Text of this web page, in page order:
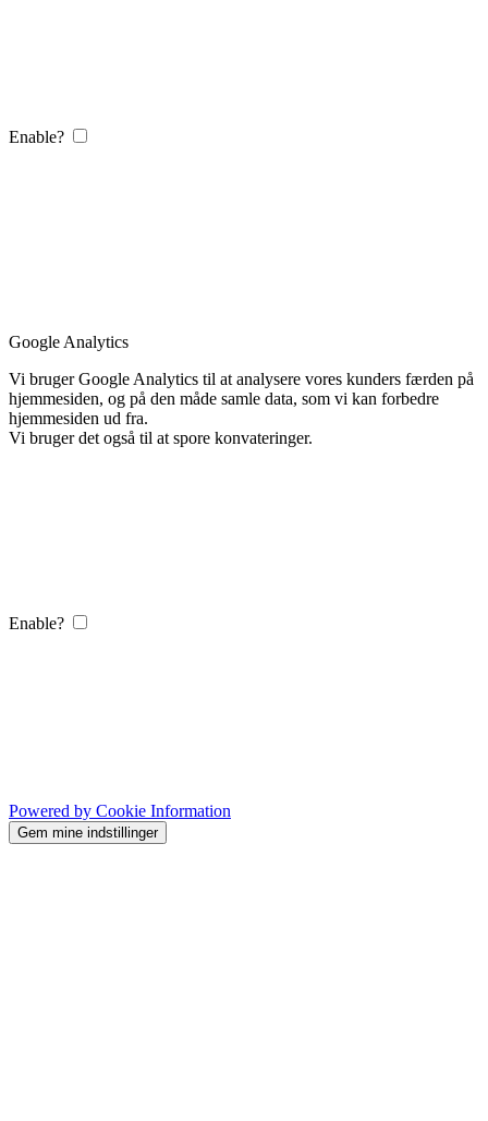
Enable?
Google Analytics
Vi bruger Google Analytics til at analysere vores kunders færden på
hjemmesiden, og på den måde samle data, som vi kan forbedre
hjemmesiden ud fra.
Vi bruger det også til at spore konvateringer.
Enable?
Powered by Cookie Information
Gem mine indstillinger